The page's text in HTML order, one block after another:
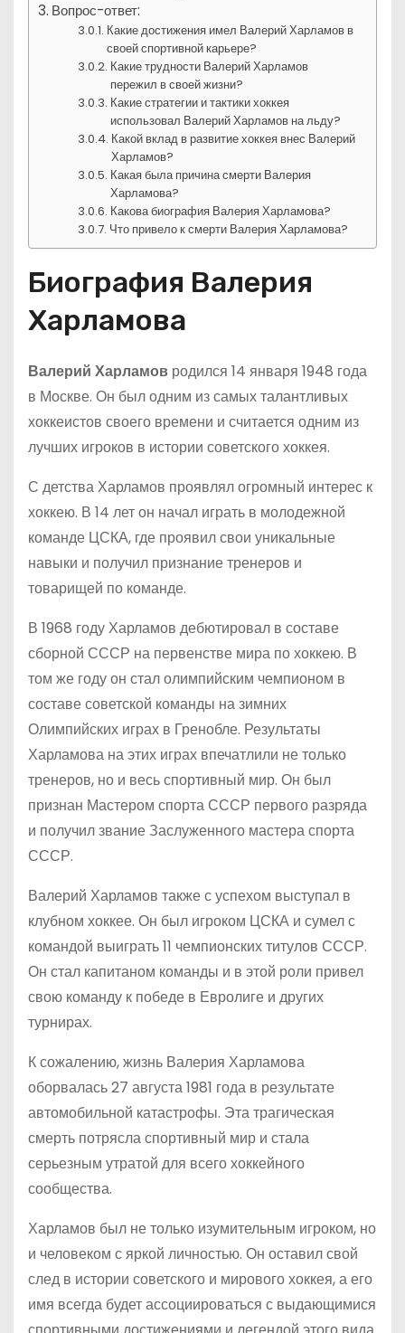
Вопрос-ответ:
Какие достижения имел Валерий Харламов в
своей спортивной карьере?
Какие трудности Валерий Харламов
пережил в своей жизни?
Какие стратегии и тактики хоккея
использовал Валерий Харламов на льду?
Какой вклад в развитие хоккея внес Валерий
Харламов?
Какая была причина смерти Валерия
Харламова?
Какова биография Валерия Харламова?
Что привело к смерти Валерия Харламова?
Биография Валерия
Харламова
Валерий Харламов родился 14 января 1948 года
в Москве. Он был одним из самых талантливых
хоккеистов своего времени и считается одним из
лучших игроков в истории советского хоккея.
С детства Харламов проявлял огромный интерес к
хоккею. В 14 лет он начал играть в молодежной
команде ЦСКА, где проявил свои уникальные
навыки и получил признание тренеров и
товарищей по команде.
В 1968 году Харламов дебютировал в составе
сборной СССР на первенстве мира по хоккею. В
том же году он стал олимпийским чемпионом в
составе советской команды на зимних
Олимпийских играх в Гренобле. Результаты
Харламова на этих играх впечатлили не только
тренеров, но и весь спортивный мир. Он был
признан Мастером спорта СССР первого разряда
и получил звание Заслуженного мастера спорта
СССР.
Валерий Харламов также с успехом выступал в
клубном хоккее. Он был игроком ЦСКА и сумел с
командой выиграть 11 чемпионских титулов СССР.
Он стал капитаном команды и в этой роли привел
свою команду к победе в Евролиге и других
турнирах.
К сожалению, жизнь Валерия Харламова
оборвалась 27 августа 1981 года в результате
автомобильной катастрофы. Эта трагическая
смерть потрясла спортивный мир и стала
серьезным утратой для всего хоккейного
сообщества.
Харламов был не только изумительным игроком, но
и человеком с яркой личностью. Он оставил свой
след в истории советского и мирового хоккея, а его
имя всегда будет ассоциироваться с выдающимися